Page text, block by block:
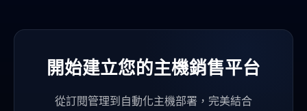
開始建立您的主機銷售平台
從訂閱管理到自動化主機部署，完美結合